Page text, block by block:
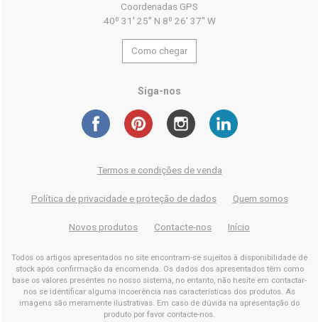
Coordenadas GPS
40º 31' 25'' N 8º 26' 37'' W
Como chegar
Siga-nos
Termos e condições de venda
Política de privacidade e proteção de dados Quem somos
Novos produtos Contacte-nos Início
Todos os artigos apresentados no site encontram-se sujeitos à disponibilidade de
stock após confirmação da encomenda. Os dados dos apresentados têm como
base os valores presentes no nosso sistema, no entanto, não hesite em contactar-
nos se identificar alguma incoerência nas características dos produtos. As
imagens são meramente ilustrativas. Em caso de dúvida na apresentação do
produto por favor contacte-nos.